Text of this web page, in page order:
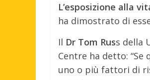
L’esposizione alla
ha dimostrato di
Il Dr Tom Russ della
Centre ha detto:
uno o più fattori di